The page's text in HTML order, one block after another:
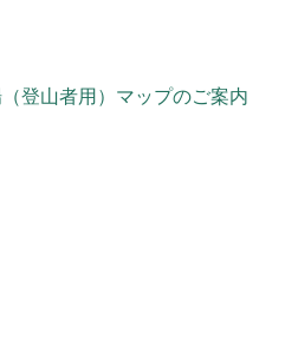
（登山者用）マップのご案内